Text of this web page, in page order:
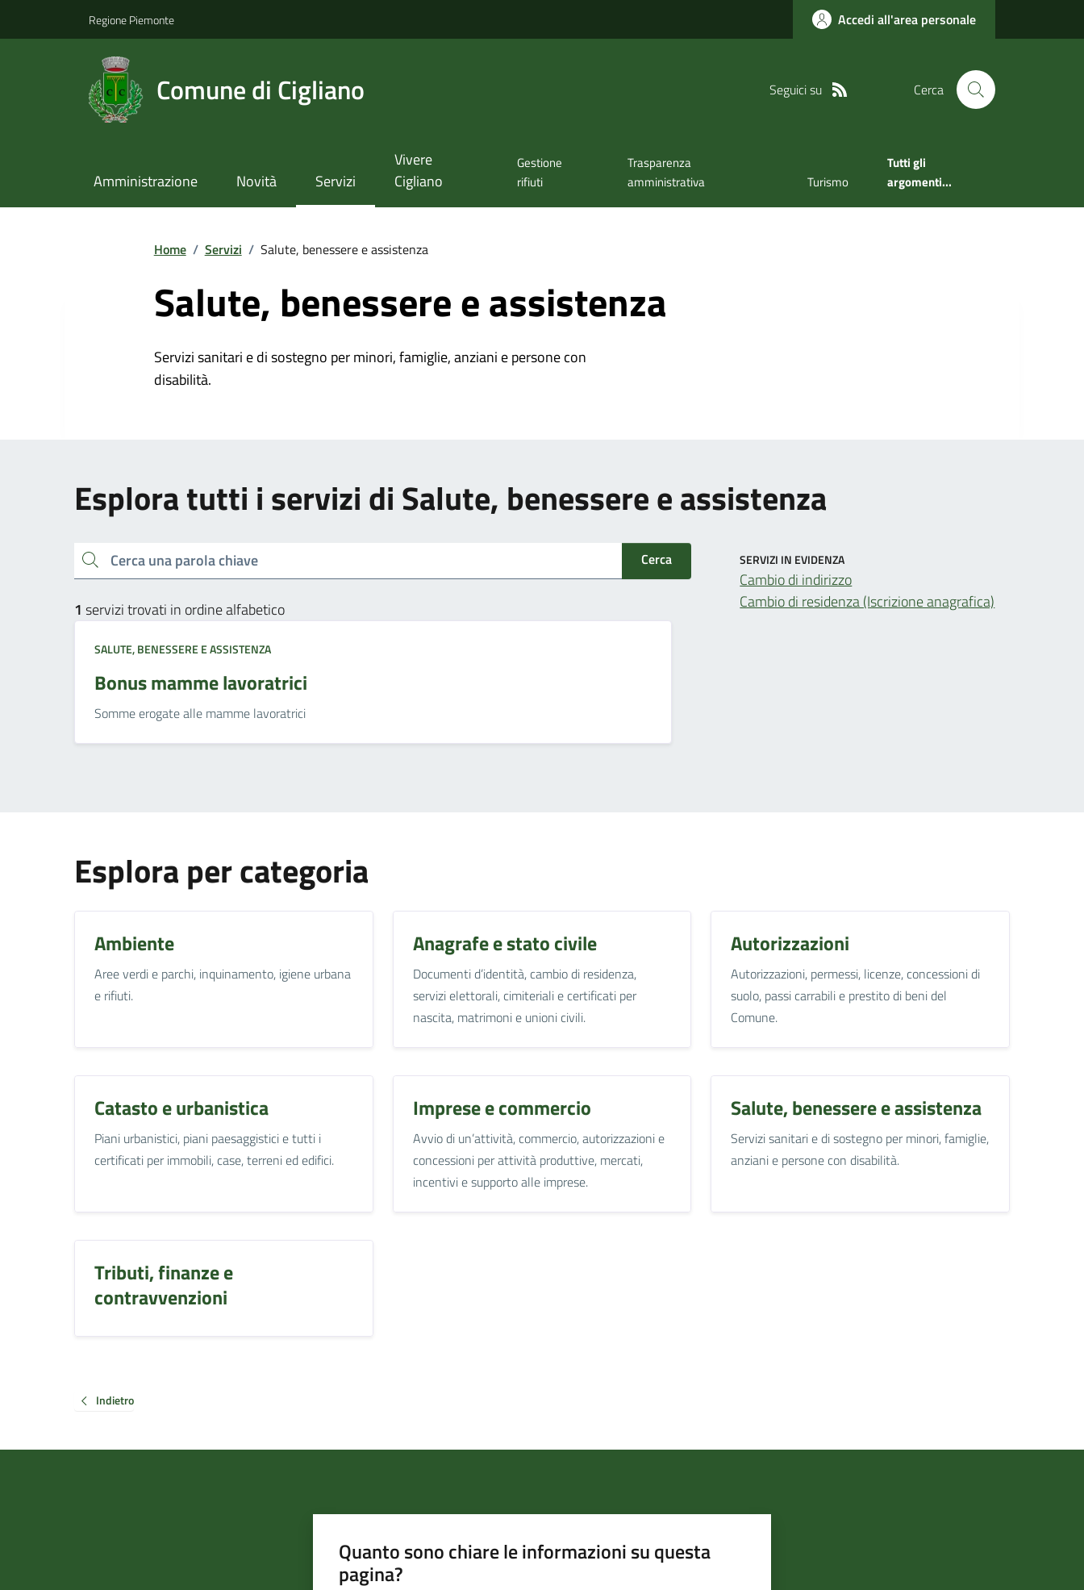
Regione Piemonte Accedi all'area personale
Comune di Cigliano Seguici su Cerca
Amministrazione Novità Servizi
Vivere
Cigliano
Gestione
rifiuti
Trasparenza
amministrativa
Turismo
Tutti gli
argomenti...
Home / Servizi / Salute, benessere e assistenza
Salute, benessere e assistenza
Servizi sanitari e di sostegno per minori, famiglie, anziani e persone con
disabilità.
Esplora tutti i servizi di Salute, benessere e assistenza
Cerca una parola chiave Cerca
1 servizi trovati in ordine alfabetico
SALUTE, BENESSERE E ASSISTENZA
Bonus mamme lavoratrici
Somme erogate alle mamme lavoratrici
SERVIZI IN EVIDENZA
Cambio di indirizzo
Cambio di residenza (Iscrizione anagrafica)
Esplora per categoria
Ambiente
Aree verdi e parchi, inquinamento, igiene urbana
e rifiuti.
Anagrafe e stato civile
Documenti d’identità, cambio di residenza,
servizi elettorali, cimiteriali e certificati per
nascita, matrimoni e unioni civili.
Autorizzazioni
Autorizzazioni, permessi, licenze, concessioni di
suolo, passi carrabili e prestito di beni del
Comune.
Catasto e urbanistica
Piani urbanistici, piani paesaggistici e tutti i
certificati per immobili, case, terreni ed edifici.
Imprese e commercio
Avvio di un’attività, commercio, autorizzazioni e
concessioni per attività produttive, mercati,
incentivi e supporto alle imprese.
Salute, benessere e assistenza
Servizi sanitari e di sostegno per minori, famiglie,
anziani e persone con disabilità.
Tributi, finanze e
contravvenzioni
Indietro
Quanto sono chiare le informazioni su questa
pagina?